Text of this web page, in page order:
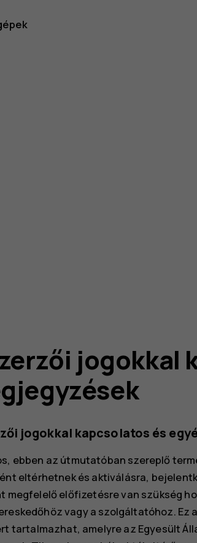
jogokkal
jogokkal kapcsolatos és
ebben az útmutatóban szereplő
eltérhetnek és aktiválásra,
megfelelő előfizetésre van szükség
vagy a szolgáltatóhoz.
tartalmazhat, amelyre az Egyesült